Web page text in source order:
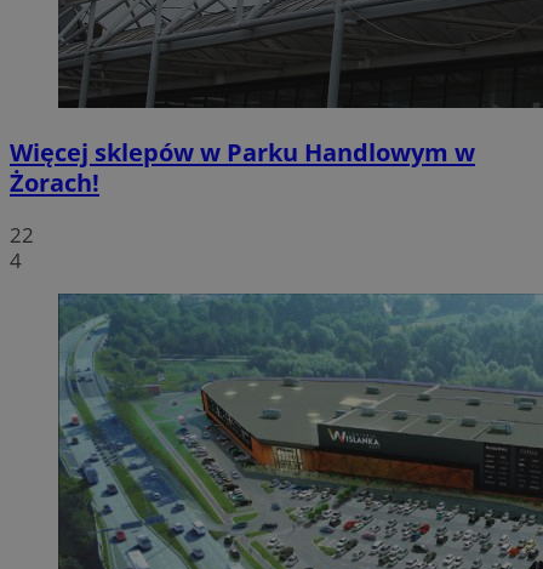
Więcej sklepów w Parku Handlowym w
Żorach!
22
4